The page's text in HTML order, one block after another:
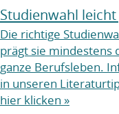
Studienwahl
Die richtige
prägt sie mindestens
ganze Berufsleben.
in unseren
hier klicken »